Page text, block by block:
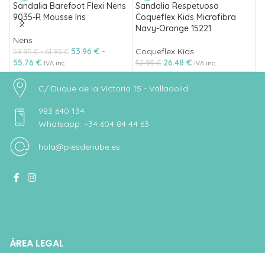
Sandalia Barefoot Flexi Nens
9035-R Mousse Iris
Nens
59.95€-61.95€ 53.96 € -
55.76 € IVA inc.
Sandalia Respetuosa
Coqueflex Kids Microfibra
Navy-Orange 15221
Coqueflex Kids
52.95€ 26.48 € IVA inc.
C/ Duque de la Victoria 15 - Valladolid
983 640 134
Whatsapp: +34 604 84 44 63
hola@piesdenube.es
ÁREA LEGAL